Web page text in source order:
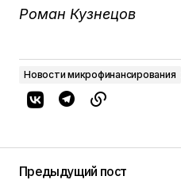
Роман Кузнецов
Новости микрофинансирования
Предыдущий пост